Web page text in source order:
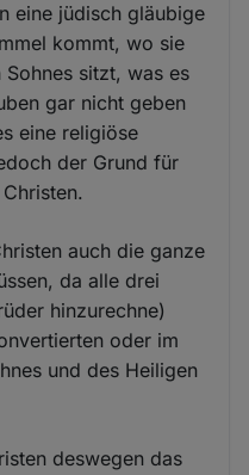
eine jüdisch gläubige
kommt, wo sie
sitzt, was es
gar nicht geben
eine religiöse
der Grund für
auch die ganze
da alle drei
hinzurechne)
oder im
und des Heiligen
deswegen das